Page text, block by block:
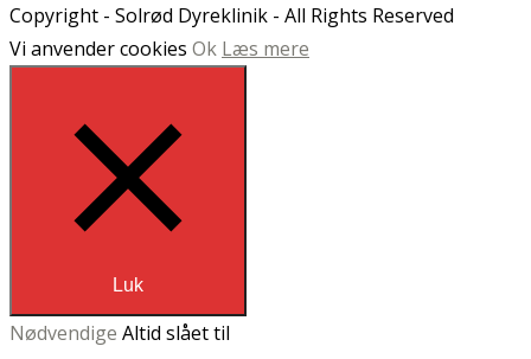
Copyright - Solrød Dyreklinik - All Rights Reserved
Vi anvender cookies Ok Læs mere
Luk
Nødvendige Altid slået til